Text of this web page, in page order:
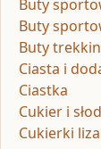
Buty
Buty
Buty
Ciasta i
Ciastka
Cukier i
Cukierki